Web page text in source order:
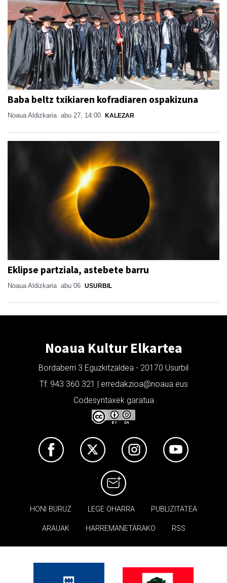
Baba beltz txikiaren kofradiaren ospakizuna
Noaua Aldizkaria abu 27, 14:00 KALEZAR
Eklipse partziala, astebete barru
Noaua Aldizkaria abu 06 USURBIL
Noaua Kultur Elkartea
Bordaberri 3 Eguzkitzaldea - 20170 Usurbil
Tf: 943 360 321 | erredakzioa@noaua.eus
Codesyntaxek garatua
HONI BURUZ LEGE OHARRA PUBLIZITATEA
ARAUAK HARREMANETARAKO RSS